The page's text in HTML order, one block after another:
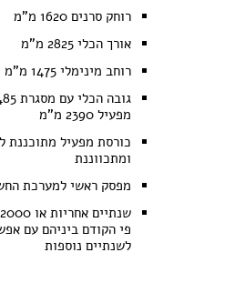
רוחק סרנים 1620 מ"מ
אורך הכלי 2825 מ"מ
רוחב מינימלי 1475 מ"מ
מפעיל 2390 מ"מ
כורסת מפעיל מתוכננת
ומתכווננת
מפסק ראשי למערכת
פי הקודם ביניהם עם
לשנתיים נוספות